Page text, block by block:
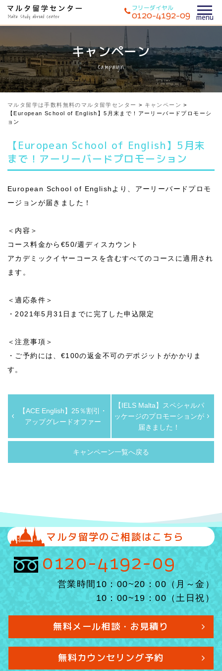
フリーダイヤル
0120-4192-09
キャンペーン
campaign
マルタ留学は手数料無料のマルタ留学センター > キャンペーン >
【European School of English】5月末まで！アーリーバードプロモーシ
ョン
【European School of English】5月末
まで！アーリーバードプロモーション
European School of Englishより、アーリーバードプロモ
ージョンが届きました！
＜内容＞
コース料金から€50/週ディスカウント
アカデミックイヤーコースを含むすべてのコースに適用され
ます。
＜適応条件＞
・2021年5月31日までに完了した申込限定
＜注意事項＞
・ご予約には、€100の返金不可のデポジットがかかりま
す。
【ACE English】25％割引・
アップグレードオファー
キャンペーン一覧へ戻る
【IELS Malta】スペシャルパ
ッケージのプロモーションが
届きました！
マルタ留学のご相談はこちら
0120-4192-09
営業時間10：00~20：00（月～金）
10：00~19：00（土日祝）
無料メール相談・お見積り
無料カウンセリング予約